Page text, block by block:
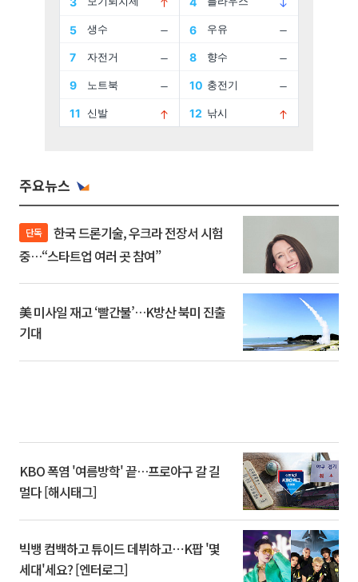
주요뉴스
단독
중…“스타트업 여러 곳 참여”
美 미사일 재고 ‘빨간불’…K방산 북미 진출
기대
KBO 폭염 '여름방학' 끝…프로야구 갈 길
멀다 [해시태그]
빅뱅 컴백하고 튜이드 데뷔하고⋯K팝 '몇
세대'세요? [엔터로그]